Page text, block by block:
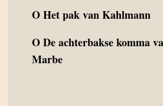
OHet pak van Kahlmann
ODe achterbakse komma
Marbe